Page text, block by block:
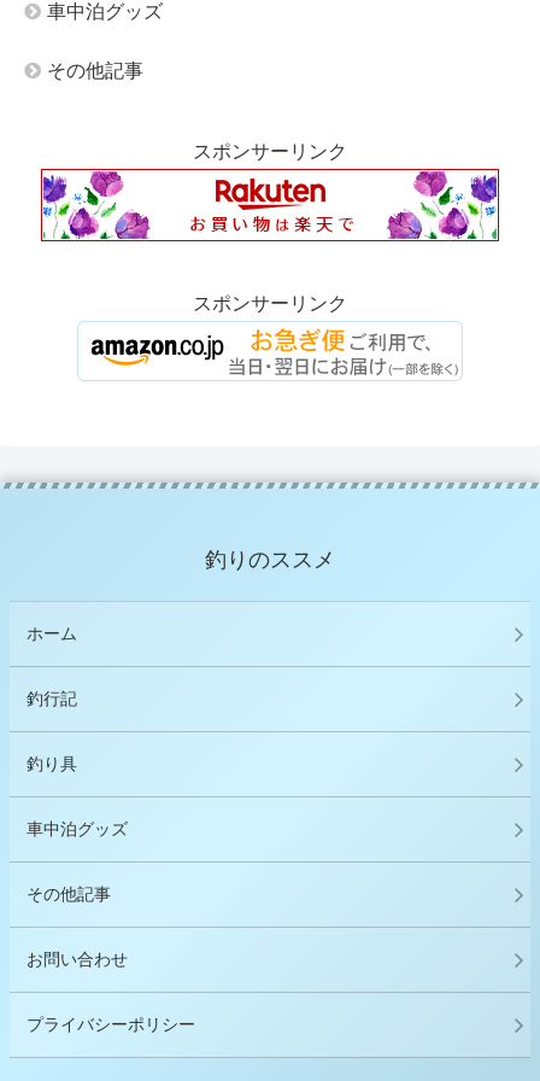
車中泊グッズ
その他記事
スポンサーリンク
スポンサーリンク
釣りのススメ
ホーム
釣行記
釣り具
車中泊グッズ
その他記事
お問い合わせ
プライバシーポリシー